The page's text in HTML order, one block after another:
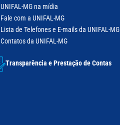
UNIFAL-MG na mídia
Fale com a UNIFAL-MG
Lista de Telefones e E-mails da UNIFAL-MG
Contatos da UNIFAL-MG
Transparência e Prestação de Contas